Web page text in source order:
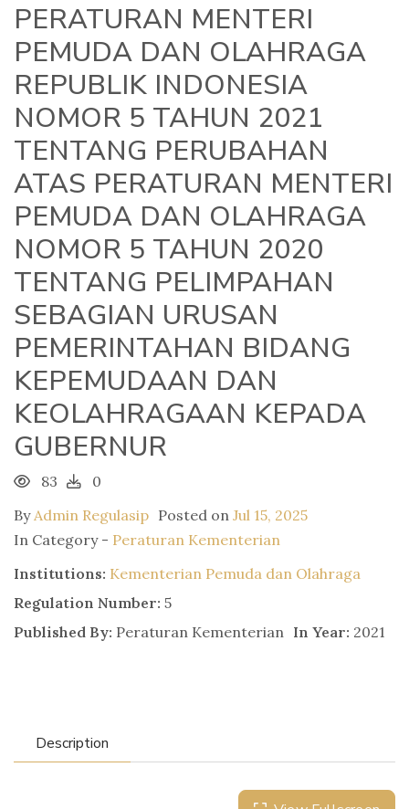
PERATURAN MENTERI
PEMUDA DAN OLAHRAGA
REPUBLIK INDONESIA
NOMOR 5 TAHUN 2021
TENTANG PERUBAHAN
ATAS PERATURAN MENTERI
PEMUDA DAN OLAHRAGA
NOMOR 5 TAHUN 2020
TENTANG PELIMPAHAN
SEBAGIAN URUSAN
PEMERINTAHAN BIDANG
KEPEMUDAAN DAN
KEOLAHRAGAAN KEPADA
GUBERNUR
83
0
ByAdmin Regulasip Posted on Jul 15, 2025
In Category - Peraturan Kementerian
Institutions: Kementerian Pemuda dan Olahraga
Regulation Number: 5
Published By: Peraturan Kementerian In Year: 2021
Description